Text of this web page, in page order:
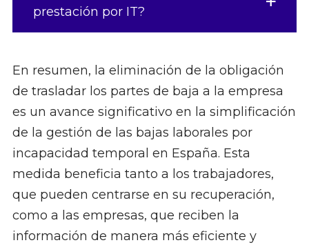
prestación por IT?
En resumen, la eliminación de la obligación
de trasladar los partes de baja a la empresa
es un avance significativo en la simplificación
de la gestión de las bajas laborales por
incapacidad temporal en España. Esta
medida beneficia tanto a los trabajadores,
que pueden centrarse en su recuperación,
como a las empresas, que reciben la
información de manera más eficiente y